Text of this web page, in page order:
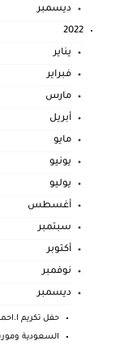
ديسمبر
2022
يناير
فبراير
مارس
أبريل
مايو
يونيو
يوليو
أغسطس
سبتمبر
أكتوبر
نوفمبر
ديسمبر
حفل تكريم
السعودية